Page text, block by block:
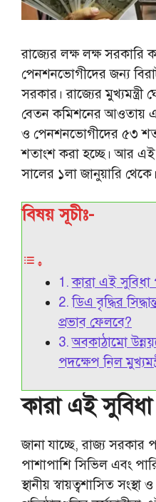
রাজ্যের লক্ষ লক্ষ সরকারি
পেনশনভোগীদের জন্য
সরকার। রাজ্যের
বেতন কমিশনের আওতায়
ও পেনশনভোগীদের ৫৩
শতাংশ করা হচ্ছে। আর এই
সালের ১লা জানুয়ারি থেকে।
বিষয় সূচীঃ-
কারা এই সুবিধা
ডিএ বৃদ্ধির
প্রভাব ফেলবে?
অবকাঠামো
পদক্ষেপ নিল
কারা এই
জানা যাচ্ছে, রাজ্য সরকার
পাশাপাশি সিভিল এবং
স্থানীয় স্বায়ত্বশাসিত সংস্থা ও